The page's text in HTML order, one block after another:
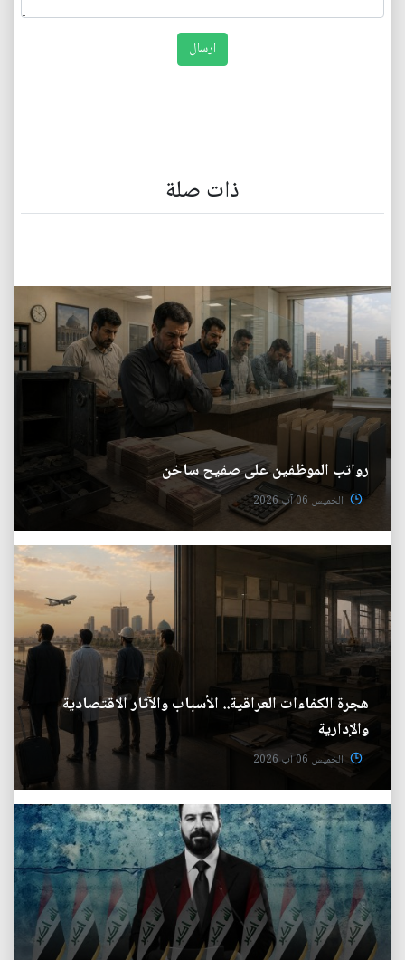
ذات صلة
رواتب الموظفين على صفيح ساخن
الخميس 06 آب 2026
هجرة الكفاءات العراقية.. الأسباب والآثار الاقتصادية
والإدارية
الخميس 06 آب 2026